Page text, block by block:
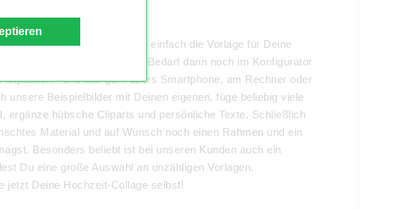
zum Ja-Sager! Wähle ganz einfach die Vorlage für Deine
gefällt. Du kannst diese bei Bedarf dann noch im Konfigurator
- und das geht übers Smartphone, am Rechner oder
unsere Beispielbilder mit Deinen eigenen, füge beliebig viele
ergänze hübsche Cliparts und persönliche Texte. Schließlich
Material und auf Wunsch noch einen Rahmen und ein
Besonders beliebt ist bei unseren Kunden auch ein
Du eine große Auswahl an unzähligen Vorlagen.
jetzt Deine Hochzeit-Collage selbst!